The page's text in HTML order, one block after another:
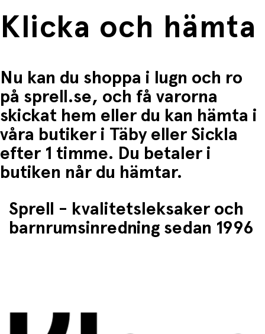
Klicka och hämta
Nu kan du shoppa i lugn och ro
på sprell.se, och få varorna
skickat hem eller du kan hämta i
våra butiker i Täby eller Sickla
efter 1 timme. Du betaler i
butiken når du hämtar.
Sprell - kvalitetsleksaker och
barnrumsinredning sedan 1996